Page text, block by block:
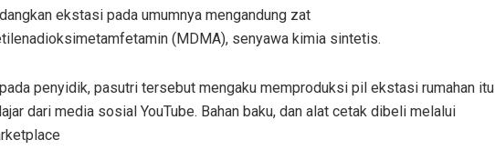
ekstasi pada umumnya mengandung zat
(MDMA), senyawa kimia sintetis.
penyidik, pasutri tersebut mengaku memproduksi pil ekstasi rumahan itu
dari media sosial YouTube. Bahan baku, dan alat cetak dibeli melalui